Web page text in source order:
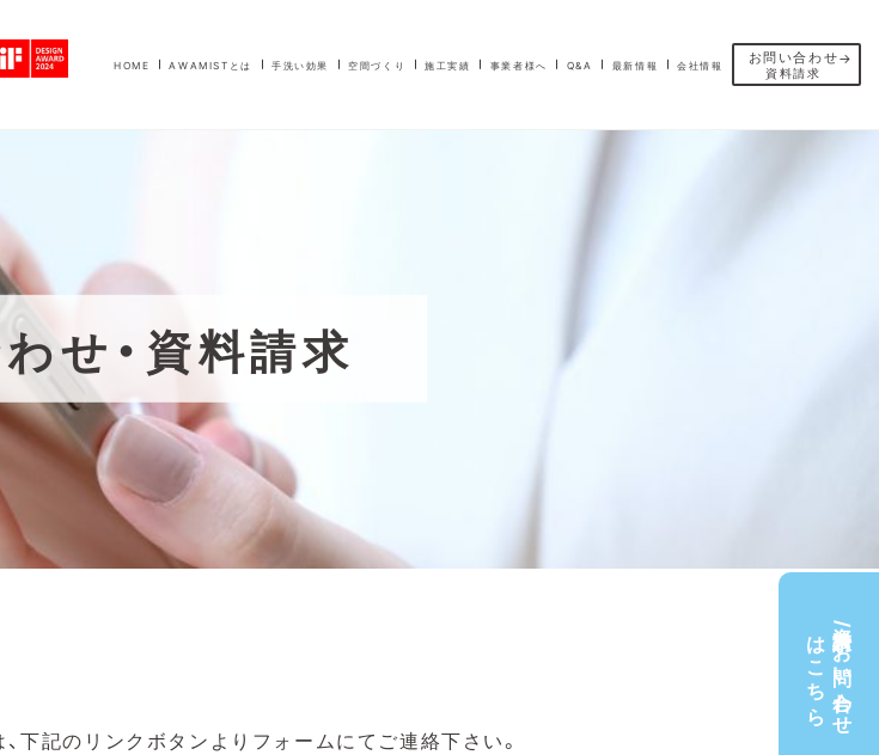
HOME AWAMISTとは 手洗い効果 空間づくり 施工実績 事業者様へ Q&A 最新情報 会社情報 お問い合わせ
資料請求
資料請求/お問い合わせ
はこちら
せ・資料請求
下記のリンクボタンよりフォームにてご連絡下さい。